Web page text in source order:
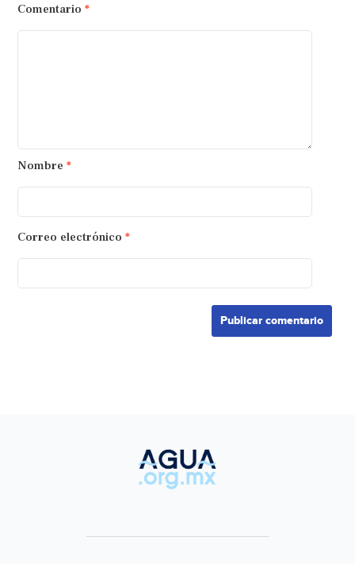
Comentario *
Nombre *
Correo electrónico *